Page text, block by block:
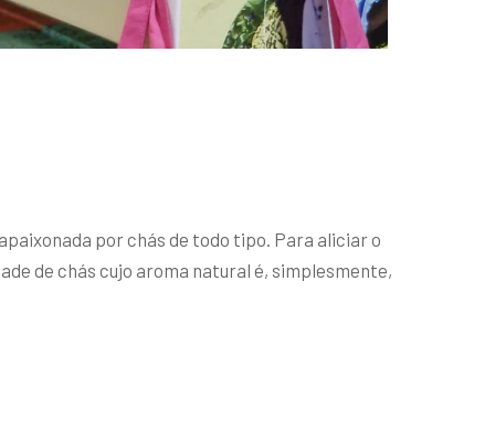
por chás de todo tipo. Para aliciar o
de chás cujo aroma natural é, simplesmente,